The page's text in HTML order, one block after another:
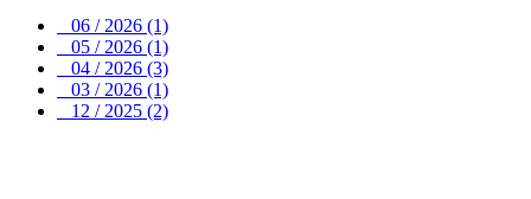
06 / 2026 (1)
05 / 2026 (1)
04 / 2026 (3)
03 / 2026 (1)
12 / 2025 (2)